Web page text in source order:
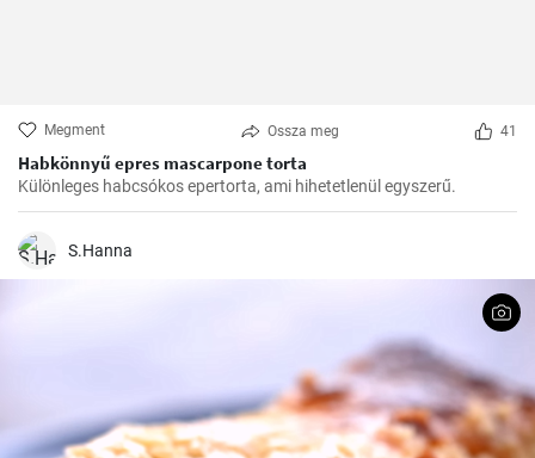
Megment Ossza meg 41
Habkönnyű epres mascarpone torta
Különleges habcsókos epertorta, ami hihetetlenül egyszerű.
S.Hanna